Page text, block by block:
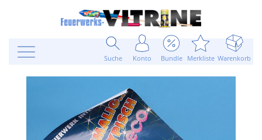
Suche Konto Bundle Merkliste Warenkorb